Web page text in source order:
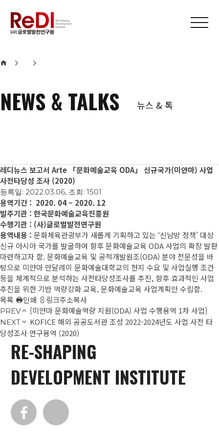
NEWS & TALKS 뉴스 & 톡
레디뉴스 보고서 Arte 「문화예술교육 ODA」 신규국가(미얀마) 사업
사전타당성 조사 (2020)
등록일: 2022.03.06, 조회: 1501
용역기간 : 2020. 04 ~ 2020. 12
발주기관 : 한국문화예술교육진흥원
수행기관 : (사)글로벌발전연구원
용역내용 : 문화체육관광부가 새롭게 기획하고 있는 ‘신남방 정책’ 대상
신규 아시아 국가를 발굴하여 향후 문화예술교육 ODA 사업의 확장 발판
마련하고자 함. 문화예술교육 및 공적개발원조(ODA) 분야 전문성을 바
탕으로 미얀마 만달레이 문화예술대학교의 현지 수요 및 사업실행 조건
등을 체계적으로 분석하는 사전타당성조사를 추진, 향후 효과적인 사업
추진을 위한 기반 역량강화 교육, 문화예술교육 사업계획안 수립함.
목록
인쇄 링크주소복사
PREV [미얀마 문화예술역량 지원(ODA) 사업 수행용역 1차 사업]
NEXT
KOFICE 해외 공공도서관 조성 2022-2024년도 사업 사전 타
당성조사 연구용역 (2020)
RE-SHAPING
DEVELOPMENT INSTITUTE